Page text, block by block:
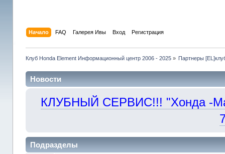
Начало FAQ Галерея Ивы Вход Регистрация
Клуб Honda Element Информационный центр 2006 - 2025» Партнеры
Новости
КЛУБНЫЙ СЕРВИС!!! "Хонда -
Подразделы